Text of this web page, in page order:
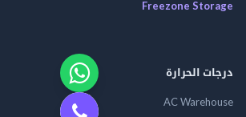
Freezone Storage
درجات الحرارة
AC Warehouse